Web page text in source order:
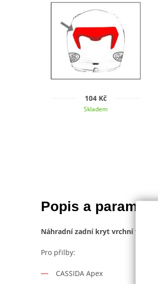
104 Kč
Skladem
Popis a
Náhradní zadní kryt vrchní
Pro přilby:
CASSIDA Apex